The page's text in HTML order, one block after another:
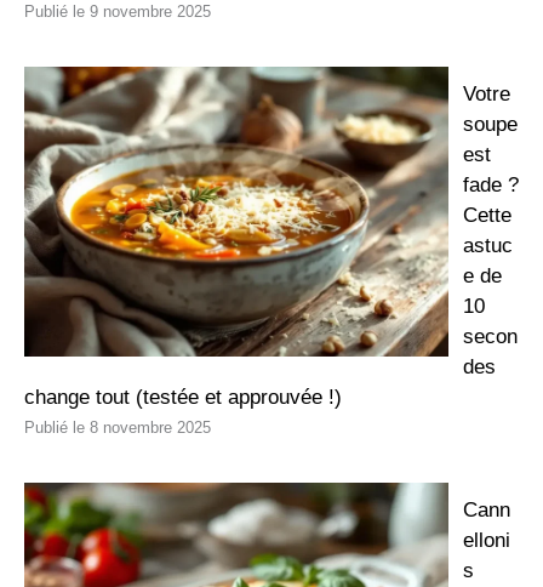
9 novembre 2025
Votre
soupe
est
fade ?
Cette
astuc
e de
10
secon
des
change tout (testée et approuvée !)
8 novembre 2025
Cann
elloni
s